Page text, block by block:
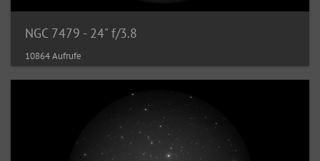
NGC 7479 - 24" f/3.8
10864 Aufrufe